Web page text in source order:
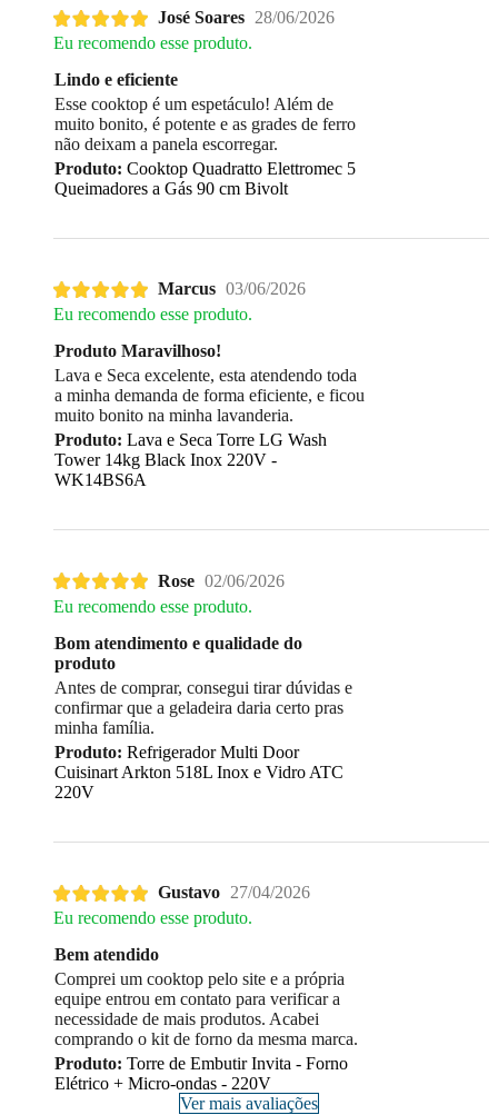
José Soares 28/06/2026
Eu recomendo esse produto.
Lindo e eficiente
Esse cooktop é um espetáculo! Além de
muito bonito, é potente e as grades de ferro
não deixam a panela escorregar.
Produto: Cooktop Quadratto Elettromec 5
Queimadores a Gás 90 cm Bivolt
Marcus 03/06/2026
Eu recomendo esse produto.
Produto Maravilhoso!
Lava e Seca excelente, esta atendendo toda
a minha demanda de forma eficiente, e ficou
muito bonito na minha lavanderia.
Produto: Lava e Seca Torre LG Wash
Tower 14kg Black Inox 220V -
WK14BS6A
Rose 02/06/2026
Eu recomendo esse produto.
Bom atendimento e qualidade do
produto
Antes de comprar, consegui tirar dúvidas e
confirmar que a geladeira daria certo pras
minha família.
Produto: Refrigerador Multi Door
Cuisinart Arkton 518L Inox e Vidro ATC
220V
Gustavo 27/04/2026
Eu recomendo esse produto.
Bem atendido
Comprei um cooktop pelo site e a própria
equipe entrou em contato para verificar a
necessidade de mais produtos. Acabei
comprando o kit de forno da mesma marca.
Produto: Torre de Embutir Invita - Forno
Elétrico + Micro-ondas - 220V
Ver mais avaliações